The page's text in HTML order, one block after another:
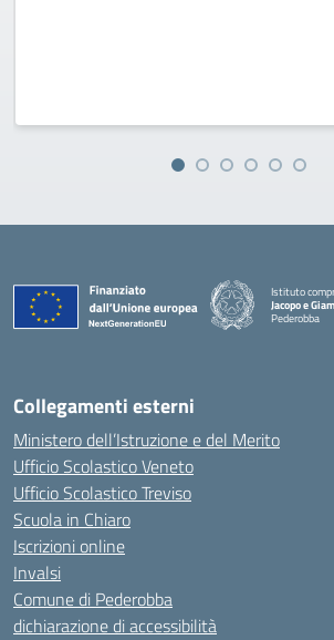
Istituto
Jacopo e
Pederobba
Collegamenti esterni
Ministero dell’Istruzione e del Merito
Ufficio Scolastico Veneto
Ufficio Scolastico Treviso
Scuola in Chiaro
Iscrizioni online
Invalsi
Comune di Pederobba
dichiarazione di accessibilità